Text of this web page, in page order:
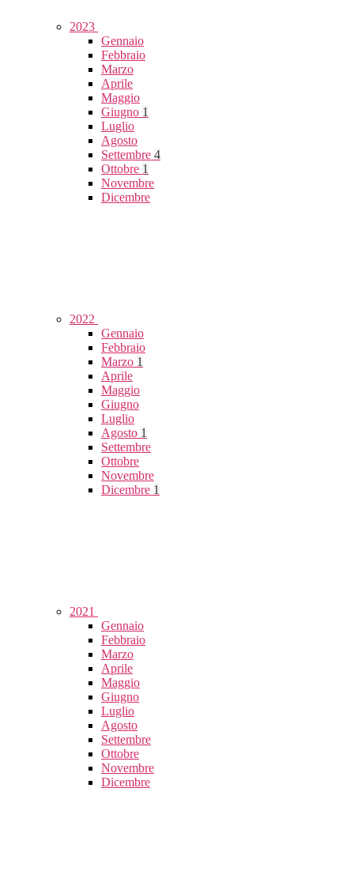
2023
Gennaio
Febbraio
Marzo
Aprile
Maggio
Giugno 1
Luglio
Agosto
Settembre 4
Ottobre 1
Novembre
Dicembre
2022
Gennaio
Febbraio
Marzo 1
Aprile
Maggio
Giugno
Luglio
Agosto 1
Settembre
Ottobre
Novembre
Dicembre 1
2021
Gennaio
Febbraio
Marzo
Aprile
Maggio
Giugno
Luglio
Agosto
Settembre
Ottobre
Novembre
Dicembre